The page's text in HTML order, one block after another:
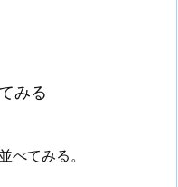
みる
てみる。